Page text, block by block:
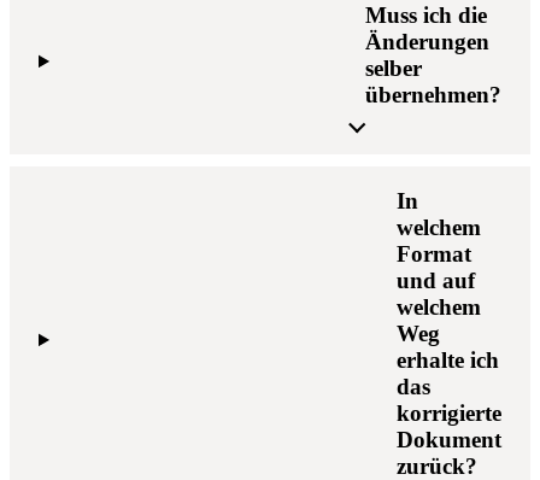
Muss ich die
Änderungen
selber
übernehmen?
In
welchem
Format
und auf
welchem
Weg
erhalte ich
das
korrigierte
Dokument
zurück?